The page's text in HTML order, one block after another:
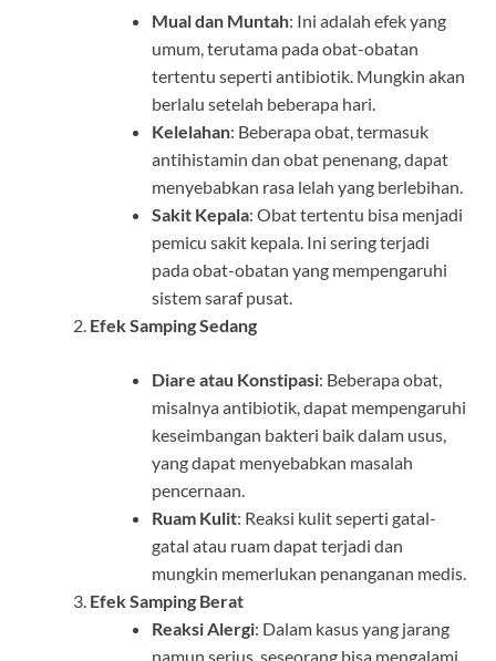
Mual dan Muntah: Ini adalah efek yang
umum, terutama pada obat-obatan
tertentu seperti antibiotik. Mungkin akan
berlalu setelah beberapa hari.
Kelelahan: Beberapa obat, termasuk
antihistamin dan obat penenang, dapat
menyebabkan rasa lelah yang berlebihan.
Sakit Kepala: Obat tertentu bisa menjadi
pemicu sakit kepala. Ini sering terjadi
pada obat-obatan yang mempengaruhi
sistem saraf pusat.
Efek Samping Sedang
Diare atau Konstipasi: Beberapa obat,
misalnya antibiotik, dapat mempengaruhi
keseimbangan bakteri baik dalam usus,
yang dapat menyebabkan masalah
pencernaan.
Ruam Kulit: Reaksi kulit seperti gatal-
gatal atau ruam dapat terjadi dan
mungkin memerlukan penanganan medis.
Efek Samping Berat
Reaksi Alergi: Dalam kasus yang jarang
namun serius, seseorang bisa mengalami